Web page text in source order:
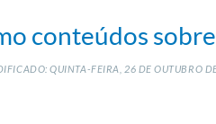
conteúdos
QUINTA-FEIRA, 26 DEOUTUBRO